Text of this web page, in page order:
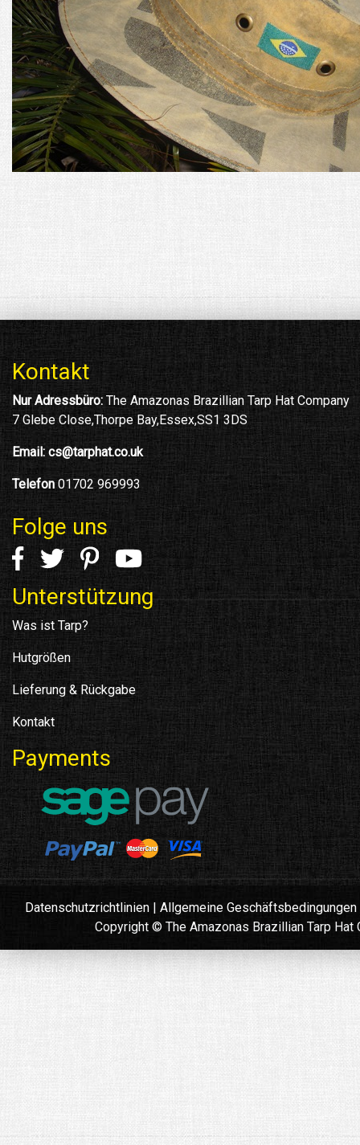
Kontakt
Nur Adressbüro: The Amazonas Brazillian Tarp Hat Company
7 Glebe Close,Thorpe Bay,Essex,SS1 3DS
Email: cs@tarphat.co.uk
Telefon 01702 969993
Folge uns
Unterstützung
Was ist Tarp?
Hutgrößen
Lieferung & Rückgabe
Kontakt
Payments
Datenschutzrichtlinien | Allgemeine Geschäftsbedingungen
Copyright © The Amazonas Brazillian Tarp Hat